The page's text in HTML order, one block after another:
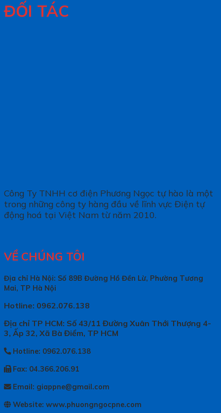
ĐỐI TÁC
Công Ty TNHH cơ điện Phương Ngọc tự hào là một
trong những công ty hàng đầu về lĩnh vực Điện tự
động hoá tại Việt Nam từ năm 2010.
VỀ CHÚNG TÔI
Địa chỉ Hà Nội: Số 89B Đường Hồ Đền Lừ, Phường Tương
Mai, TP Hà Nội
Hotline: 0962.076.138
Địa chỉ TP HCM: Số 43/11 Đường Xuân Thới Thượng 4-
3, Ấp 32, Xã Bà Điểm, TP HCM
Hotline: 0962.076.138
Fax: 04.366.206.91
Email: giappne@gmail.com
Website: www.phuongngocpne.com